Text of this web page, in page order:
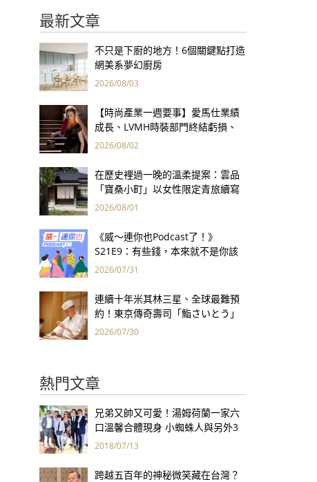
最新文章
不只是下廚的地方！6個關鍵點打造
網美系夢幻廚房
2026/08/03
【時尚產業一週要事】愛馬仕業績
成長、LVMH時裝部門終結虧損、
Kering轉型策略初現成效、Prada
2026/08/02
在歷史裡過一晚的溫柔提案：雲品
「寶桑小町」以女性限定青旅續寫
台東老屋記憶
2026/08/01
《威～連你也Podcast了！》
S21E9：有些錢，本來就不是你該
賺的——讀《一個投機者的告白》
2026/07/31
連續十年米其林三星、全球最難預
約！東京傳奇壽司「鮨さいとう」
為何破例首度來台？
2026/07/30
熱門文章
兄弟又帥又可愛！湯姆荷蘭一家六
口溫馨合體現身 小蜘蛛人與另外3
個弟弟感情超好！
2018/07/13
跨越五百年的神秘微笑藏在台灣？